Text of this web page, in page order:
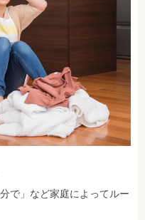
で」など家庭によってルー